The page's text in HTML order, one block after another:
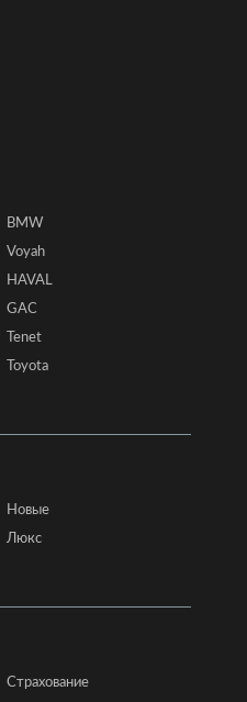
BMW
Voyah
HAVAL
GAC
Tenet
Toyota
Новые
Люкс
Страхование